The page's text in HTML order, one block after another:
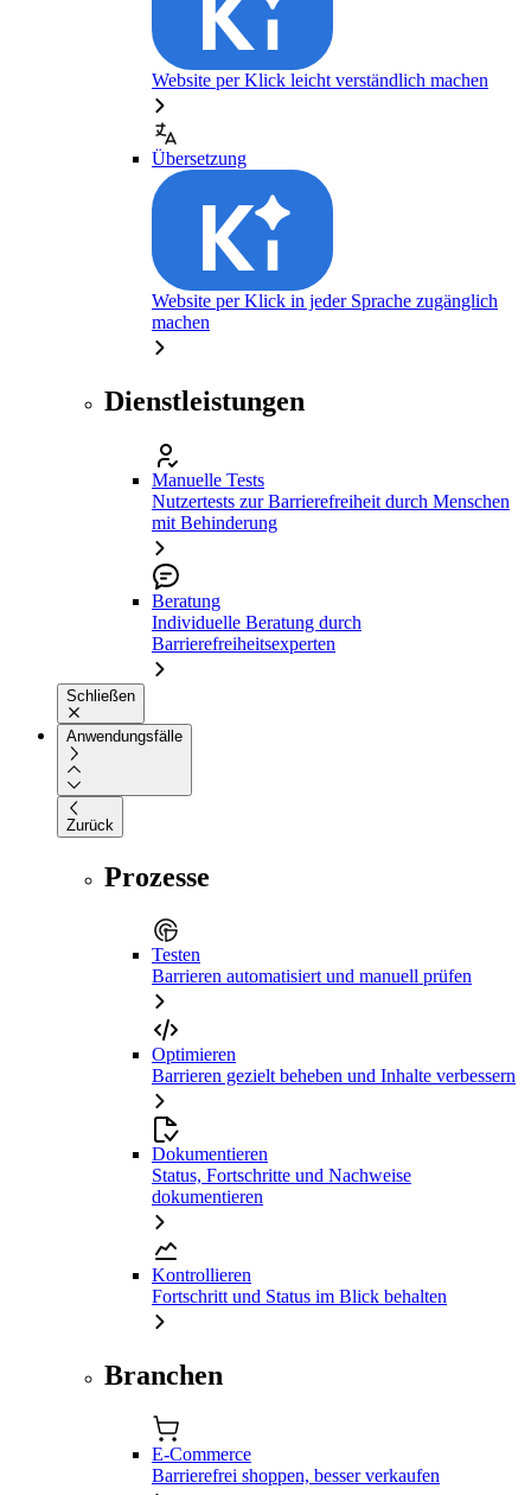
Website per Klick leicht verständlich machen
Übersetzung
Website per Klick in jeder Sprache zugänglich
machen
Dienstleistungen
Manuelle Tests
Nutzertests zur Barrierefreiheit durch Menschen
mit Behinderung
Beratung
Individuelle Beratung durch
Barrierefreiheitsexperten
Schließen
Anwendungsfälle
Zurück
Prozesse
Testen
Barrieren automatisiert und manuell prüfen
Optimieren
Barrieren gezielt beheben und Inhalte verbessern
Dokumentieren
Status, Fortschritte und Nachweise
dokumentieren
Kontrollieren
Fortschritt und Status im Blick behalten
Branchen
E-Commerce
Barrierefrei shoppen, besser verkaufen